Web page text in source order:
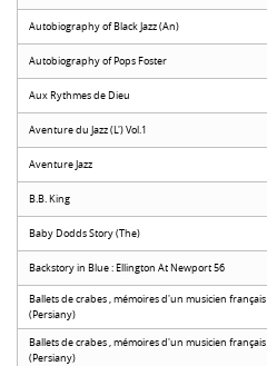
Autobiography of Black Jazz (An)
Autobiography of Pops Foster
Aux Rythmes de Dieu
Aventure du Jazz (L') Vol.1
Aventure Jazz
B.B. King
Baby Dodds Story (The)
Backstory in Blue : Ellington At Newport 56
Ballets de crabes , mémoires d'un musicien français
(Persiany)
Ballets de crabes , mémoires d'un musicien français
(Persiany)